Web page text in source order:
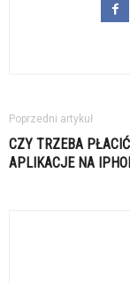
Poprzedni artykuł
CZY TRZEBA
APLIKACJE NA